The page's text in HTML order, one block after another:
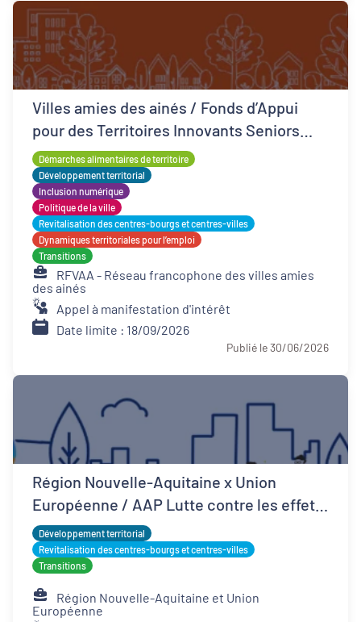
Villes amies des ainés / Fonds d’Appui
pour des Territoires Innovants Seniors
(FATIS)
Démarches alimentaires de territoire
Développement territorial
Inclusion numérique
Politique de la ville
Revitalisation des centres-bourgs et centres-villes
Dynamiques territoriales pour l’emploi
Transitions
RFVAA - Réseau francophone des villes amies
des ainés
Appel à manifestation d'intérêt
Date limite : 18/09/2026
Publié le 30/06/2026
Région Nouvelle-Aquitaine x Union
Européenne / AAP Lutte contre les effets
d'îlots de chaleur urbains
Développement territorial
Revitalisation des centres-bourgs et centres-villes
Transitions
Région Nouvelle-Aquitaine et Union
Européenne